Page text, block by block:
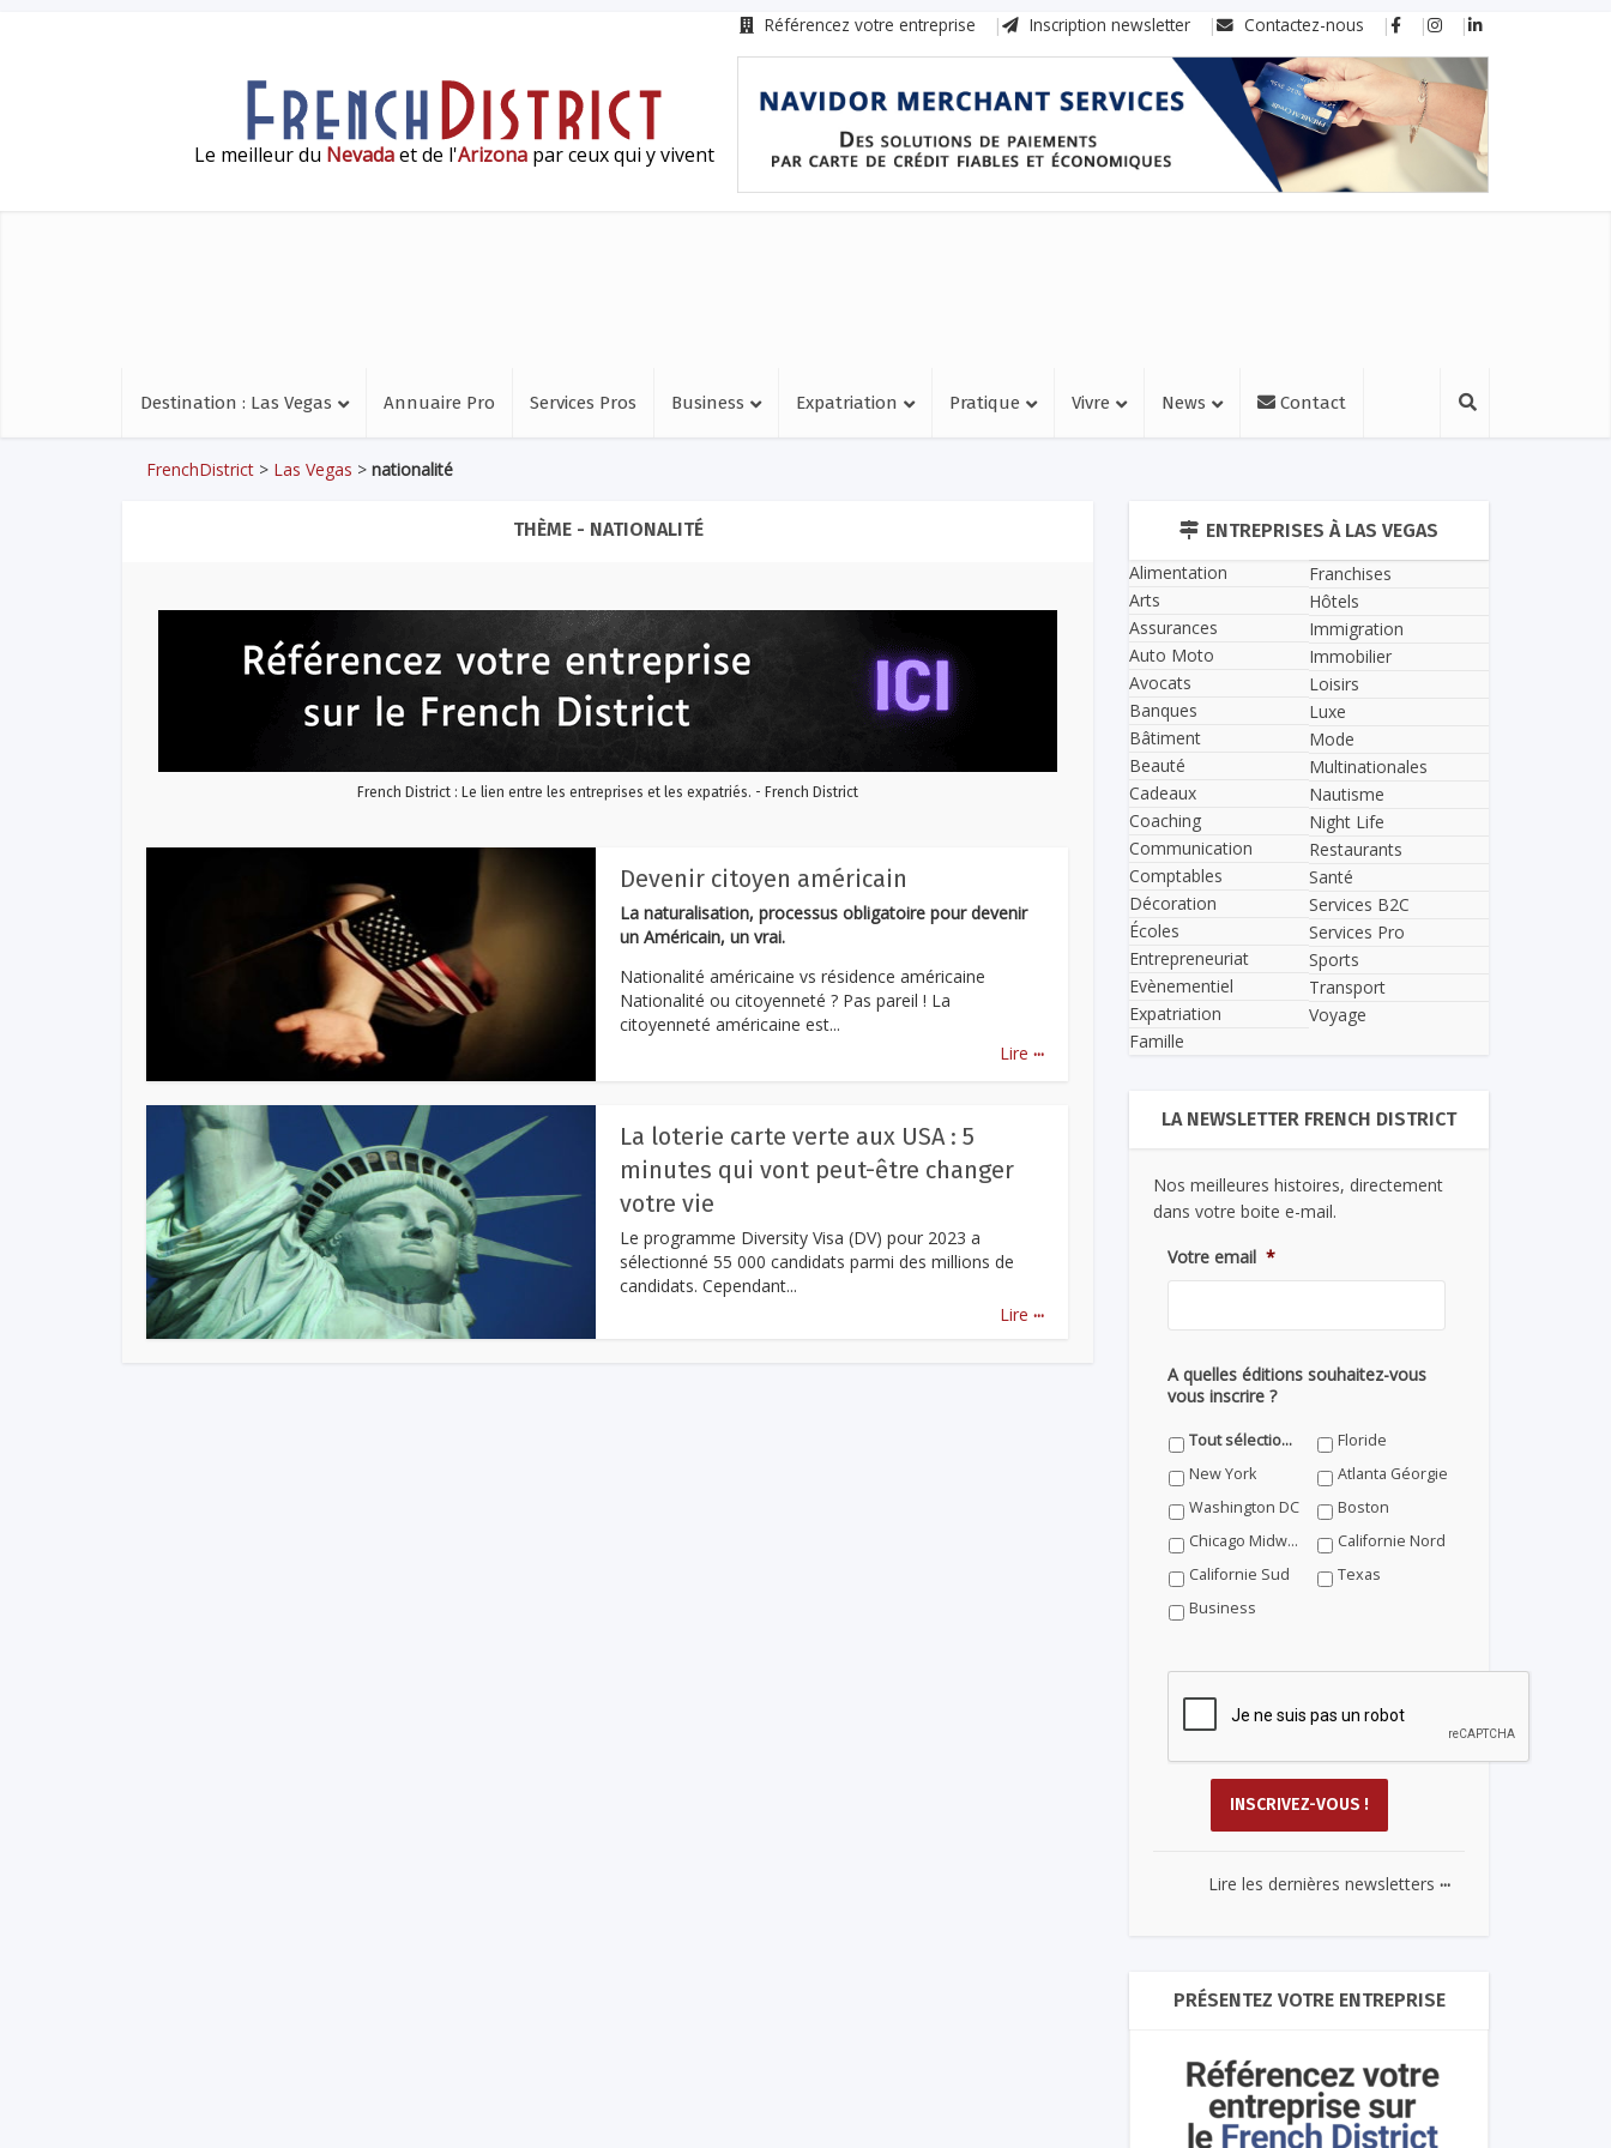
Référencez votre entreprise Inscription newsletter Contactez-nous
Le meilleur du Nevadaet de l'Arizona par ceux qui y vivent
Destination : Las Vegas Annuaire Pro Services Pros Business Expatriation Pratique Vivre News Contact
FrenchDistrict > Las Vegas > nationalité
THÈME - NATIONALITÉ
French District : Le lien entre les entreprises et les expatriés. - French District
Devenir citoyen américain
La naturalisation, processus obligatoire pour devenir
un Américain, un vrai.
Nationalité américaine vs résidence américaine
Nationalité ou citoyenneté ? Pas pareil ! La
citoyenneté américaine est...
Lire ...
La loterie carte verte aux USA : 5
minutes qui vont peut-être changer
votre vie
Le programme Diversity Visa (DV) pour 2023 a
sélectionné 55 000 candidats parmi des millions de
candidats. Cependant...
Lire ...
ENTREPRISES À LAS VEGAS
Alimentation
Arts
Assurances
Auto Moto
Avocats
Banques
Bâtiment
Beauté
Cadeaux
Coaching
Communication
Comptables
Décoration
Écoles
Entrepreneuriat
Evènementiel
Expatriation
Famille
Franchises
Hôtels
Immigration
Immobilier
Loisirs
Luxe
Mode
Multinationales
Nautisme
Night Life
Restaurants
Santé
Services B2C
Services Pro
Sports
Transport
Voyage
LA NEWSLETTER FRENCH DISTRICT
Nos meilleures histoires, directement
dans votre boite e-mail.
Votre email *
A quelles éditions souhaitez-vous
vous inscrire ?
Tout sélectionner
Floride
New York
Atlanta Géorgie
Washington DC
Boston
Chicago Midwest
Californie Nord
Californie Sud
Texas
Business
Lire les dernières newsletters ...
PRÉSENTEZ VOTRE ENTREPRISE